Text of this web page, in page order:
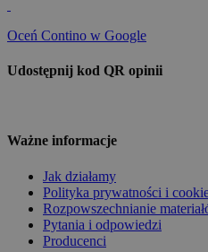
Oceń Contino w Google
Udostępnij kod QR opinii
Ważne informacje
Jak działamy
Polityka prywatności i
Rozpowszechnianie
Pytania i odpowiedzi
Producenci